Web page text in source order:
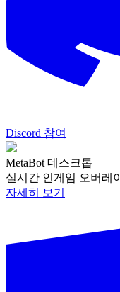
Discord 참여
MetaBot 데스크톱
실시간 인게임 오버레이
자세히 보기